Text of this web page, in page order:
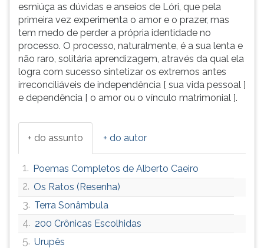
esmiúça as dúvidas e anseios de Lóri, que pela
primeira vez experimenta o amor e o prazer, mas
tem medo de perder a própria identidade no
processo. O processo, naturalmente, é a sua lenta e
não raro, solitária aprendizagem, através da qual ela
logra com sucesso sintetizar os extremos antes
irreconciliáveis de independência [ sua vida pessoal ]
e dependência [ o amor ou o vínculo matrimonial ].
+ do assunto + do autor
1. Poemas Completos de Alberto Caeiro
2. Os Ratos (Resenha)
3. Terra Sonâmbula
4. 200 Crônicas Escolhidas
5. Urupês